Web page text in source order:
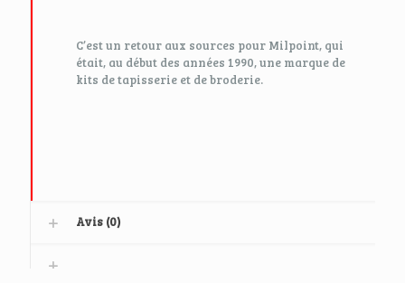
C’est un retour aux sources pour Milpoint, qui
était, au début des années 1990, une marque de
kits de tapisserie et de broderie.
Avis (0)